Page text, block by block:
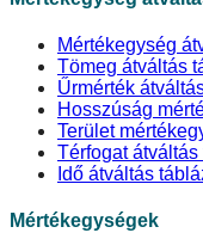
Mértékegység
Tömeg átváltás
Űrmérték
Hosszúság
Terület
Térfogat átváltás
Idő átváltás
Mértékegységek